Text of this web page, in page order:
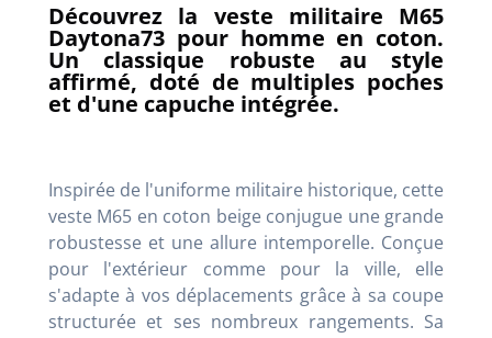
Découvrez la veste militaire M65
Daytona73 pour homme en coton.
Un classique robuste au style
affirmé, doté de multiples poches
et d'une capuche intégrée.
Inspirée de l'uniforme militaire historique, cette
veste M65 en coton beige conjugue une grande
robustesse et une allure intemporelle. Conçue
pour l'extérieur comme pour la ville, elle
s'adapte à vos déplacements grâce à sa coupe
structurée et ses nombreux rangements. Sa